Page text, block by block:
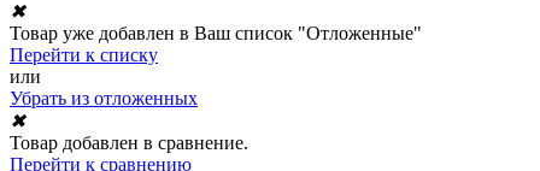
✖
Товар уже добавлен в Ваш список "Отложенные"
Перейти к списку
или
Убрать из отложенных
✖
Товар добавлен в сравнение.
Перейти к сравнению